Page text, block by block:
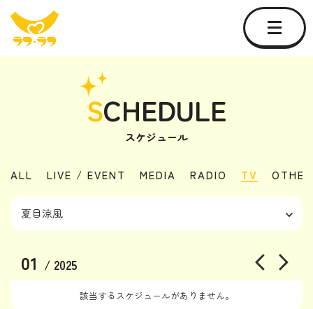
SCHEDULE
スケジュール
ALL LIVE / EVENT MEDIA RADIO TV OTHER
01 / 2025
該当するスケジュールがありません。